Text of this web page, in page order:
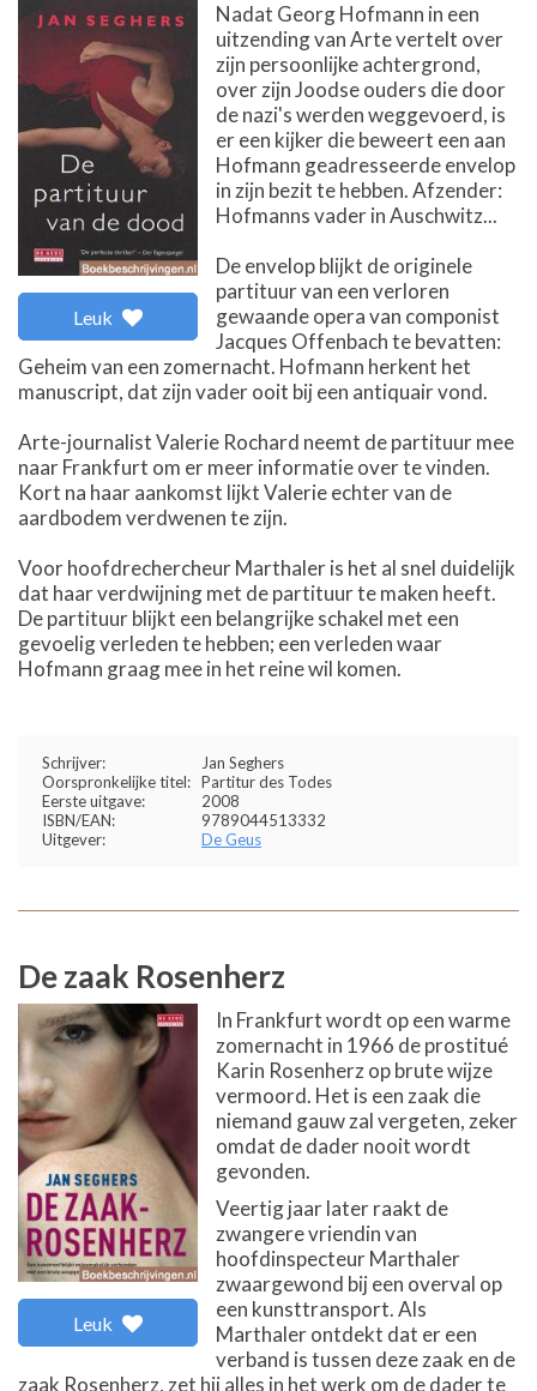
Leuk
Nadat Georg Hofmann in een
uitzending van Arte vertelt over
zijn persoonlijke achtergrond,
over zijn Joodse ouders die door
de nazi's werden weggevoerd, is
er een kijker die beweert een aan
Hofmann geadresseerde envelop
in zijn bezit te hebben. Afzender:
Hofmanns vader in Auschwitz...
De envelop blijkt de originele
partituur van een verloren
gewaande opera van componist
Jacques Offenbach te bevatten:
Geheim van een zomernacht. Hofmann herkent het
manuscript, dat zijn vader ooit bij een antiquair vond.
Arte-journalist Valerie Rochard neemt de partituur mee
naar Frankfurt om er meer informatie over te vinden.
Kort na haar aankomst lijkt Valerie echter van de
aardbodem verdwenen te zijn.
Voor hoofdrechercheur Marthaler is het al snel duidelijk
dat haar verdwijning met de partituur te maken heeft.
De partituur blijkt een belangrijke schakel met een
gevoelig verleden te hebben; een verleden waar
Hofmann graag mee in het reine wil komen.
Schrijver:
Jan Seghers
Oorspronkelijke titel: Partitur des Todes
Eerste uitgave:
2008
ISBN/EAN:
9789044513332
Uitgever:
De Geus
De zaak Rosenherz
Leuk
In Frankfurt wordt op een warme
zomernacht in 1966 de prostitué
Karin Rosenherz op brute wijze
vermoord. Het is een zaak die
niemand gauw zal vergeten, zeker
omdat de dader nooit wordt
gevonden.
Veertig jaar later raakt de
zwangere vriendin van
hoofdinspecteur Marthaler
zwaargewond bij een overval op
een kunsttransport. Als
Marthaler ontdekt dat er een
verband is tussen deze zaak en de
zaak Rosenherz, zet hij alles in het werk om de dader te